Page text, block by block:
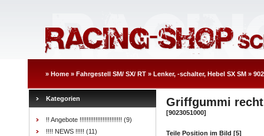
» Home » Fahrgestell SM/ SX/ RT » Lenker, -schalter, Hebel SX SM »
Kategorien
!! Angebote !!!!!!!!!!!!!!!!!!!!!!!! (9)
!!!! NEWS !!!!! (11)
Griffgummi
[9023051000]
Teile Position im Bild [5]